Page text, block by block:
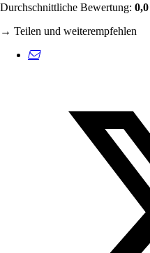
Durchschnittliche Bewertung: 0,0
→ Teilen und weiterempfehlen